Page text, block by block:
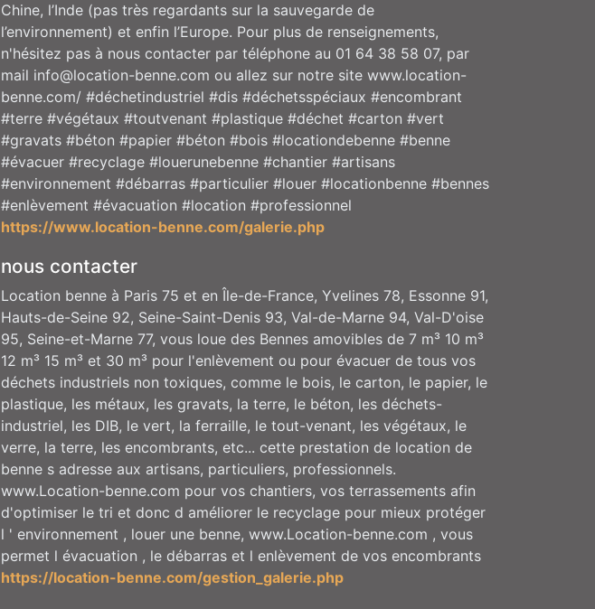
Chine, l’Inde (pas très regardants sur la sauvegarde de
l’environnement) et enfin l’Europe. Pour plus de renseignements,
n'hésitez pas à nous contacter par téléphone au 01 64 38 58 07, par
mail info@location-benne.com ou allez sur notre site www.location-
benne.com/ #déchetindustriel #dis #déchetsspéciaux #encombrant
#terre #végétaux #toutvenant #plastique #déchet #carton #vert
#gravats #béton #papier #béton #bois #locationdebenne #benne
#évacuer #recyclage #louerunebenne #chantier #artisans
#environnement #débarras #particulier #louer #locationbenne #bennes
#enlèvement #évacuation #location #professionnel
https://www.location-benne.com/galerie.php
nous contacter
Location benne à Paris 75 et en Île-de-France, Yvelines 78, Essonne 91,
Hauts-de-Seine 92, Seine-Saint-Denis 93, Val-de-Marne 94, Val-D'oise
95, Seine-et-Marne 77, vous loue des Bennes amovibles de 7 m³ 10 m³
12 m³ 15 m³ et 30 m³ pour l'enlèvement ou pour évacuer de tous vos
déchets industriels non toxiques, comme le bois, le carton, le papier, le
plastique, les métaux, les gravats, la terre, le béton, les déchets-
industriel, les DIB, le vert, la ferraille, le tout-venant, les végétaux, le
verre, la terre, les encombrants, etc... cette prestation de location de
benne s adresse aux artisans, particuliers, professionnels.
www.Location-benne.com pour vos chantiers, vos terrassements afin
d'optimiser le tri et donc d améliorer le recyclage pour mieux protéger
l ' environnement , louer une benne, www.Location-benne.com , vous
permet l évacuation , le débarras et l enlèvement de vos encombrants
https://location-benne.com/gestion_galerie.php